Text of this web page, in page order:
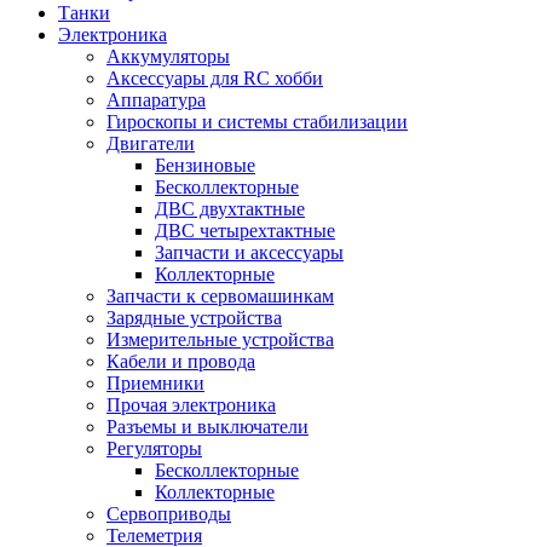
Танки
Электроника
Аккумуляторы
Аксессуары для RC хобби
Аппаратура
Гироскопы и системы стабилизации
Двигатели
Бензиновые
Бесколлекторные
ДВС двухтактные
ДВС четырехтактные
Запчасти и аксессуары
Коллекторные
Запчасти к сервомашинкам
Зарядные устройства
Измерительные устройства
Кабели и провода
Приемники
Прочая электроника
Разъемы и выключатели
Регуляторы
Бесколлекторные
Коллекторные
Сервоприводы
Телеметрия